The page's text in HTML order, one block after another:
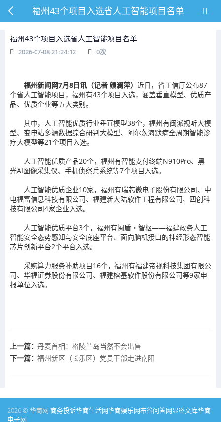
福州43个项目入选省人工智能项目名单
福州43个项目入选省人工智能项目名单
2026-07-08 21:24:12 0次
福州新闻网7月8日讯（记者 颜澜萍） 近日，省工信厅公布87
个省人工智能项目，福州有43个项目入选，涵盖垂直模型、优质产
品、优质企业等五大类别。
其中，人工智能优质行业垂直模型38个，福州有闽派视听大模
型、变电站多源数据综合研判大模型、阿尔茨海默病全周期智能诊
疗大模型等21个项目入选。
人工智能优质产品20个，福州有智能支付终端N910Pro、黑
光AI图像采集仪、手机侦察兵系统等7个项目入选。
人工智能优质企业10家，福州有瑞芯微电子股份有限公司、中
电福富信息科技有限公司、福建新大陆软件工程有限公司、四创科
技有限公司4家企业入选。
人工智能优质平台3个，福州有闽盾・智枢——福建政务人工
智能安全态势感知与安全底座平台、面向脑机接口的神经形态智能
芯片创新平台2个平台入选。
采购算力服务补助项目16个，福州有福建帝视科技集团有限公
司、华福证券股份有限公司、福建榕基软件股份有限公司等9家申
报单位入选。
上一篇： 丹麦首相：格陵兰岛当然不会出售
下一篇： 福州新区（长乐区）党员干部走进南阳
2026 © 华商网 商务投诉华商生活网华商娱乐网布谷问答网显密文库华商
电子网